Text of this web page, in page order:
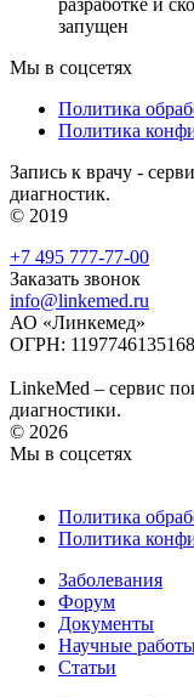
разработке и
запущен
Мы в соцсетях
Политика
Политика
Запись к врачу -
диагностик.
© 2019
+7 495 777-77-00
Заказать звонок
info@linkemed.ru
АО «Линкемед»
ОГРН: 1197746135168
LinkeMed – сервис
диагностики.
© 2026
Мы в соцсетях
Политика
Политика
Заболевания
Форум
Документы
Научные
Статьи